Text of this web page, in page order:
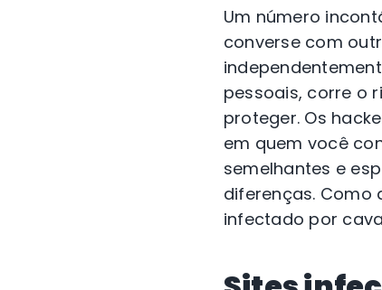
Um número
converse com
pessoais, corre o
proteger. Os
em quem você
semelhantes e
diferenças. Como
infectado por